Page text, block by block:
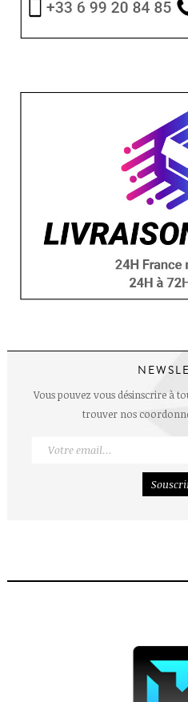
Vous pouvez vous désinscrire à
trouver nos